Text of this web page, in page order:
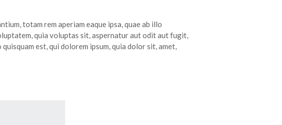
totam rem aperiam eaque ipsa, quae ab illo
quia voluptas sit, aspernatur aut odit aut fugit,
est, qui dolorem ipsum, quia dolor sit, amet,